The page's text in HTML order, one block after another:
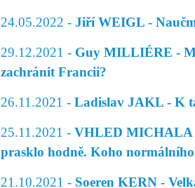
24.05.2022 - Jiří WEIGL -
29.12.2021 - Guy MILLIÉRE -
zachránit Francii?
26.11.2021 - Ladislav JAKL - K
25.11.2021 - VHLED MICHALA
prasklo hodně. Koho
21.10.2021 - Soeren KERN -